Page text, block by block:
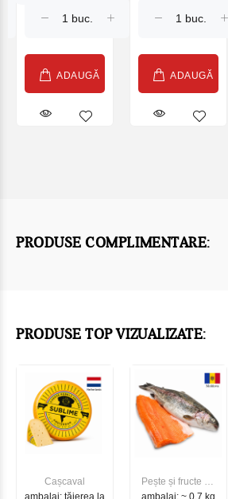
ADAUGĂ ADAUGĂ
PRODUSE COMPLIMENTARE:
PRODUSE TOP VIZUALIZATE:
Cașcaval
ambalaj: tăierea la
Pește și fructe de
mare
ambalaj: ~ 0.7 kg